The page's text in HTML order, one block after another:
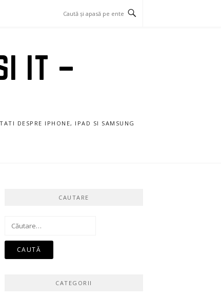
IT –
DESPRE IPHONE, IPAD SI SAMSUNG
CAUTARE
Caută
CATEGORII